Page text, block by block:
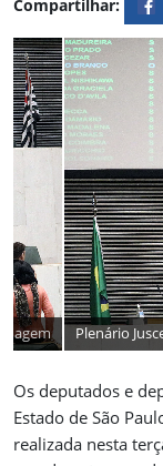
Compartilhar:
Plenário Juscelino
Os deputados e
Estado de São
realizada nesta